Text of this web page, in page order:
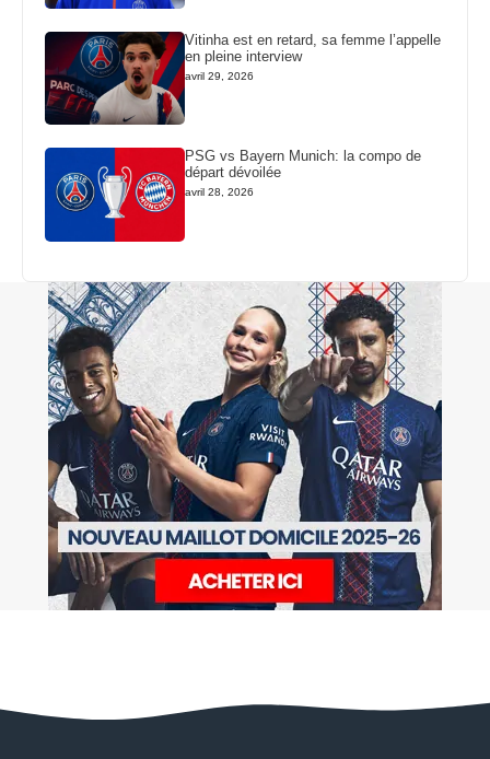
Vitinha est en retard, sa femme l’appelle
en pleine interview
avril 29, 2026
PSG vs Bayern Munich: la compo de
départ dévoilée
avril 28, 2026